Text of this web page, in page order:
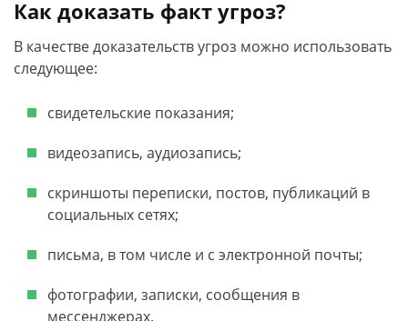
Как доказать факт угроз?
В качестве доказательств угроз можно использовать
следующее:
свидетельские показания;
видеозапись, аудиозапись;
скриншоты переписки, постов, публикаций в
социальных сетях;
письма, в том числе и с электронной почты;
фотографии, записки, сообщения в
мессенджерах.